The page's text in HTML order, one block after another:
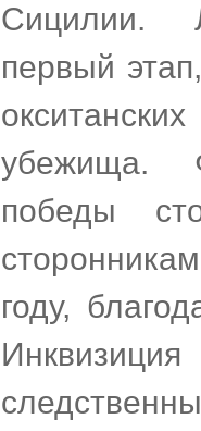
Сицилии.
первый
убежища.
победы
году,